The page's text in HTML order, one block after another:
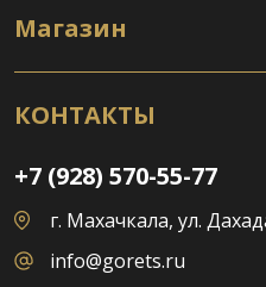
Магазин
КОНТАКТЫ
+7 (928) 570-55-77
г. Махачкала, ул.
info@gorets.ru